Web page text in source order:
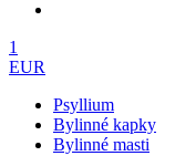
1
EUR
Psyllium
Bylinné kapky
Bylinné masti